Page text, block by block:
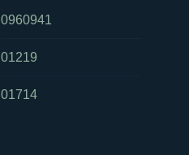
0960941
01219
01714